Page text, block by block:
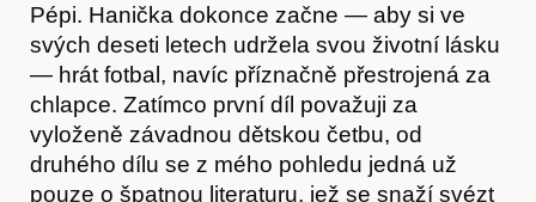
Pépi. Hanička dokonce začne — aby si ve
svých deseti letech udržela svou životní lásku
— hrát fotbal, navíc příznačně přestrojená za
chlapce. Zatímco první díl považuji za
vyloženě závadnou dětskou četbu, od
druhého dílu se z mého pohledu jedná už
pouze o špatnou literaturu, jež se snaží svézt